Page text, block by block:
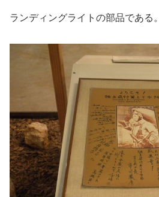
ランディングライトの部品である。